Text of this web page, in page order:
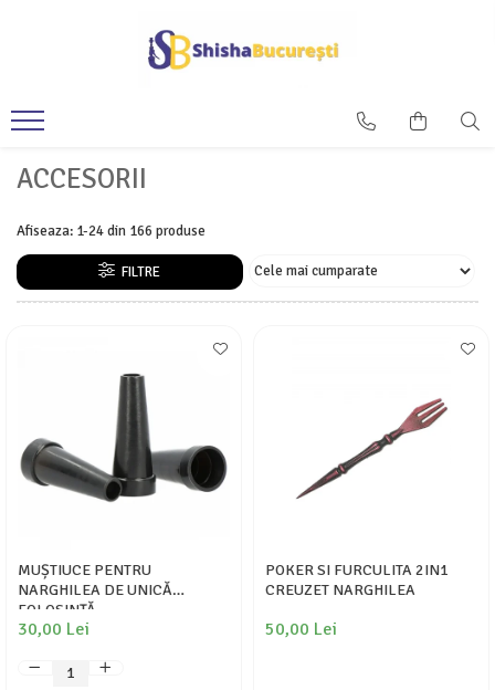
ACCESORII
Afiseaza: 1-24din 166 produse
FILTRE
MUȘTIUCE PENTRU
NARGHILEA DE UNICĂ
FOLOSINȚĂ
30,00 Lei
POKER SI FURCULITA 2IN1
CREUZET NARGHILEA
50,00 Lei